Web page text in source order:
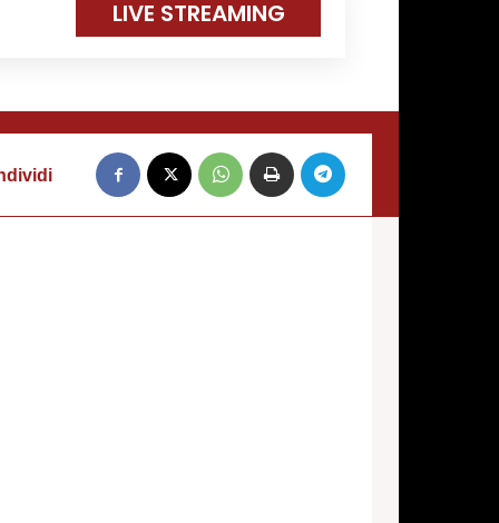
LIVE STREAMING